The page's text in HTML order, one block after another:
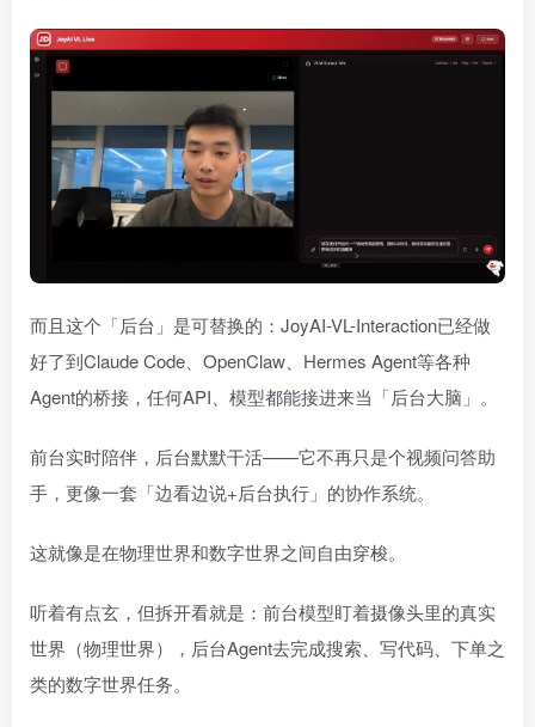
而且这个「后台」是可替换的：JoyAI-VL-Interaction已经做
好了到Claude Code、OpenClaw、Hermes Agent等各种
Agent的桥接，任何API、模型都能接进来当「后台大脑」。
前台实时陪伴，后台默默干活——它不再只是个视频问答助
手，更像一套「边看边说+后台执行」的协作系统。
这就像是在物理世界和数字世界之间自由穿梭。
听着有点玄，但拆开看就是：前台模型盯着摄像头里的真实
世界（物理世界），后台Agent去完成搜索、写代码、下单之
类的数字世界任务。